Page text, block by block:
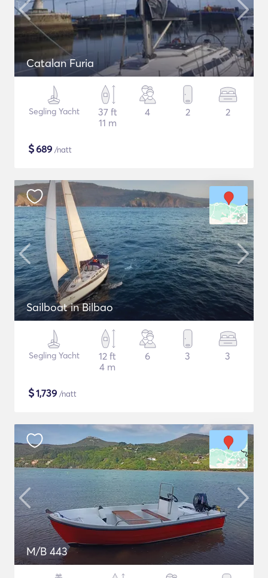
Catalan Furia
Segling Yacht
37 ft
11 m
4 2 2
$689 /natt
Sailboat in Bilbao
Segling Yacht
12 ft
4 m
6 3 3
$1,739 /natt
M/B 443